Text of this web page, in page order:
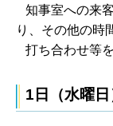
知事室への来
り、その他の時
打ち合わせ等
1日（水曜日